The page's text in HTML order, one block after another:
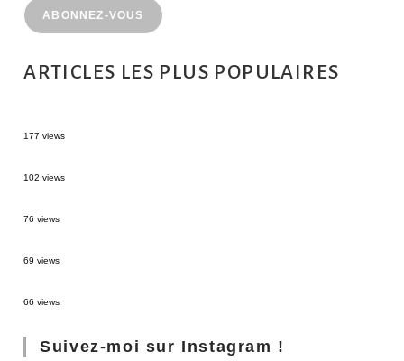
ABONNEZ-VOUS
ARTICLES LES PLUS POPULAIRES
177 views
102 views
76 views
69 views
66 views
Suivez-moi sur Instagram !